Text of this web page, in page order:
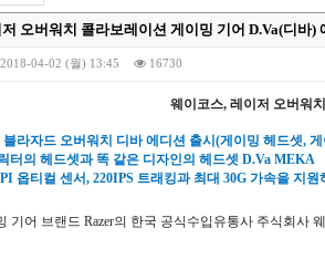
오버워치 콜라보레이션 게이밍 기어 D.Va(디바)
2018-04-02 (월) 13:45 16730
웨이코스, 레이저 오버워
블라자드 오버워치 디바 에디션 출시(게이밍 헤드셋,
터의 헤드셋과 똑 같은 디자인의 헤드셋D.Va MEKA
옵티컬 센서, 220IPS트래킹과 최대30G가속을 지원
기어 브랜드Razer의 한국 공식수입유통사 주식회사